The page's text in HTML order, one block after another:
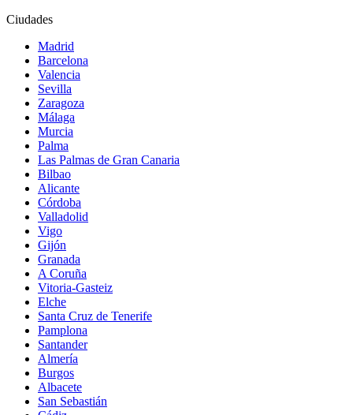
Ciudades
Madrid
Barcelona
Valencia
Sevilla
Zaragoza
Málaga
Murcia
Palma
Las Palmas de Gran Canaria
Bilbao
Alicante
Córdoba
Valladolid
Vigo
Gijón
Granada
A Coruña
Vitoria-Gasteiz
Elche
Santa Cruz de Tenerife
Pamplona
Santander
Almería
Burgos
Albacete
San Sebastián